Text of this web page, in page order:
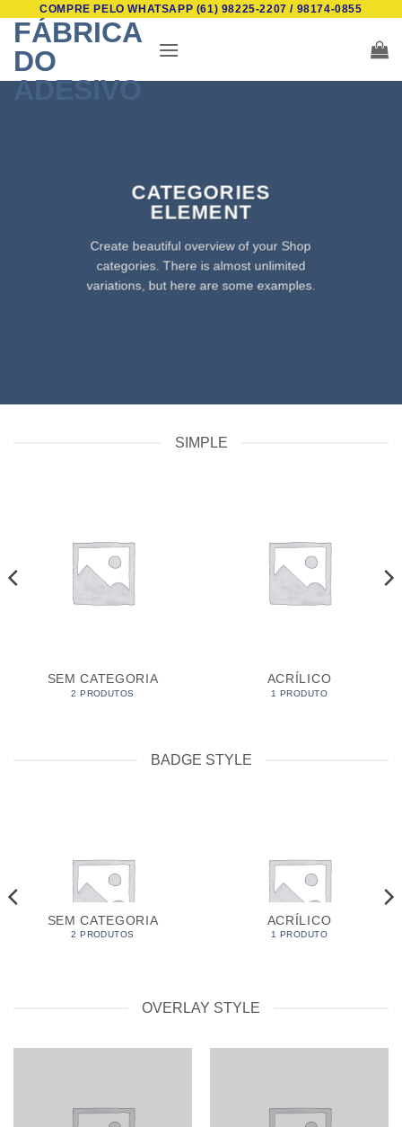
content
COMPRE PELO WHATSAPP (61) 98225-2207 / 98174-0855
FÁBRICA
DO
ADESIVO
CATEGORIES
ELEMENT
Create beautiful overview of your Shop
categories. There is almost unlimited
variations, but here are some examples.
SIMPLE
SEM CATEGORIA
2 PRODUTOS
ACRÍLICO
1 PRODUTO
BADGE STYLE
SEM CATEGORIA
2 PRODUTOS
ACRÍLICO
1 PRODUTO
OVERLAY STYLE